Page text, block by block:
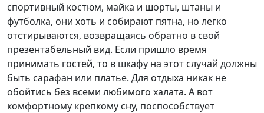
спортивный костюм, майка и шорты, штаны и
футболка, они хоть и собирают пятна, но легко
отстирываются, возвращаясь обратно в свой
презентабельный вид. Если пришло время
принимать гостей, то в шкафу на этот случай должны
быть сарафан или платье. Для отдыха никак не
обойтись без всеми любимого халата. А вот
комфортному крепкому сну, поспособствует